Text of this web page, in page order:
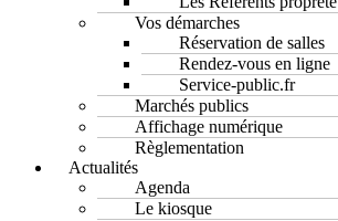
Vos démarches
Réservation de salles
Rendez-vous en ligne
Service-public.fr
Marchés publics
Affichage numérique
Règlementation
Actualités
Agenda
Le kiosque